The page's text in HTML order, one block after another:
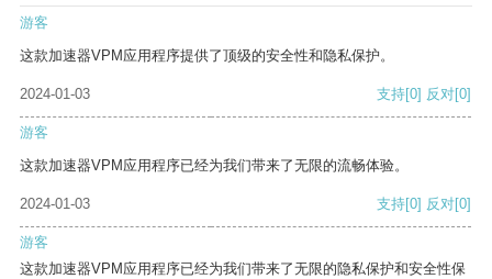
游客
这款加速器VPM应用程序提供了顶级的安全性和隐私保护。
2024-01-03 支持[0] 反对[0]
游客
这款加速器VPM应用程序已经为我们带来了无限的流畅体验。
2024-01-03 支持[0] 反对[0]
游客
这款加速器VPM应用程序已经为我们带来了无限的隐私保护和安全性保